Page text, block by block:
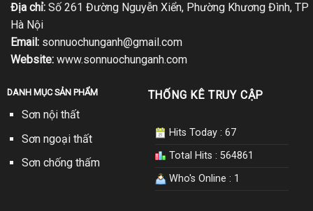
Địa chỉ: Số 261 Đường Nguyễn Xiển, Phường Khương Đình, TP
Hà Nội
Email: sonnuochunganh@gmail.com
Website: www.sonnuochunganh.com
DANH MỤC SẢN PHẨM
Sơn nội thất
Sơn ngoại thất
Sơn chống thấm
THỐNG KÊ TRUY CẬP
Hits Today : 67
Total Hits : 564861
Who's Online : 1